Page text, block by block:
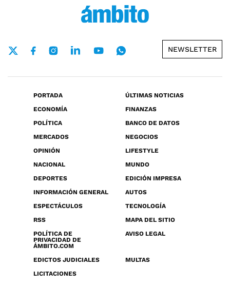
NEWSLETTER
PORTADA
ÚLTIMAS NOTICIAS
ECONOMÍA
FINANZAS
POLÍTICA
BANCO DE DATOS
MERCADOS
NEGOCIOS
OPINIÓN
LIFESTYLE
NACIONAL
MUNDO
DEPORTES
EDICIÓN IMPRESA
INFORMACIÓN GENERAL
AUTOS
ESPECTÁCULOS
TECNOLOGÍA
RSS
MAPA DEL SITIO
POLÍTICA DE
PRIVACIDAD DE
ÁMBITO.COM
AVISO LEGAL
EDICTOS JUDICIALES
MULTAS
LICITACIONES